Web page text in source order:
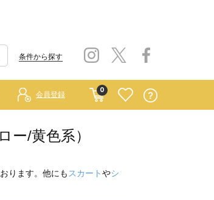
条件から探す
0
会員登録
ー/黄色系）
ります。他にも スカートやシ